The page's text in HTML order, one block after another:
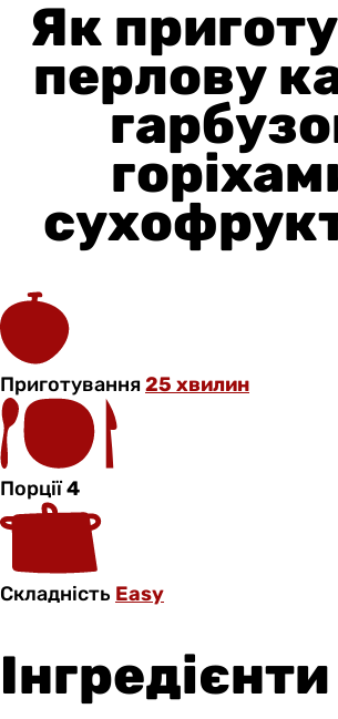
Як
перлову
Приготування25 хвилин
Порції4
Складність Easy
Інгредієнти